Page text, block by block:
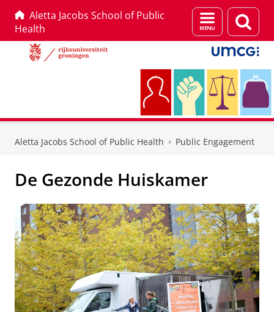
Aletta Jacobs School of Public
Health
Menu
en
zoeken
Aletta Jacobs School of Public Health Public Engagement
De Gezonde Huiskamer